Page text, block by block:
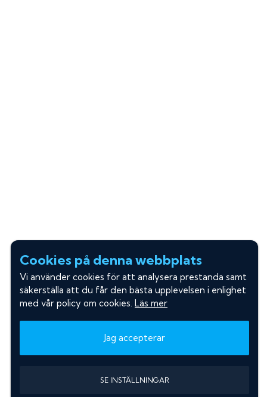
Cookies på denna webbplats
Vi använder cookies för att analysera prestanda samt
säkerställa att du får den bästa upplevelsen i enlighet
med vår policy om cookies. Läs mer
Jag accepterar
SE INSTÄLLNINGAR